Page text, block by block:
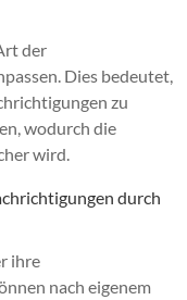
der
Dies bedeutet,
zu
wodurch die
wird.
durch
ihre
nach eigenem